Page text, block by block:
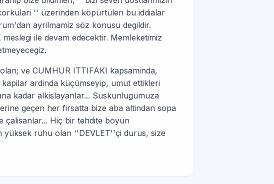
'' üzerinden köpürtülen bu iddialar
ayrilmamiz söz konusu degildir.
ile devam edecektir. Memleketimiz
ve CUMHUR ITTIFAKI kapsaminda,
ardinda küçümseyip, umut ettikleri
kadar alkislayanlar... Suskunlugumuza
geçen her firsatta bize aba altindan sopa
çalisanlar... Hiç bir tehdite boyun
yüksek ruhu olan ''DEVLET''çi durus, size